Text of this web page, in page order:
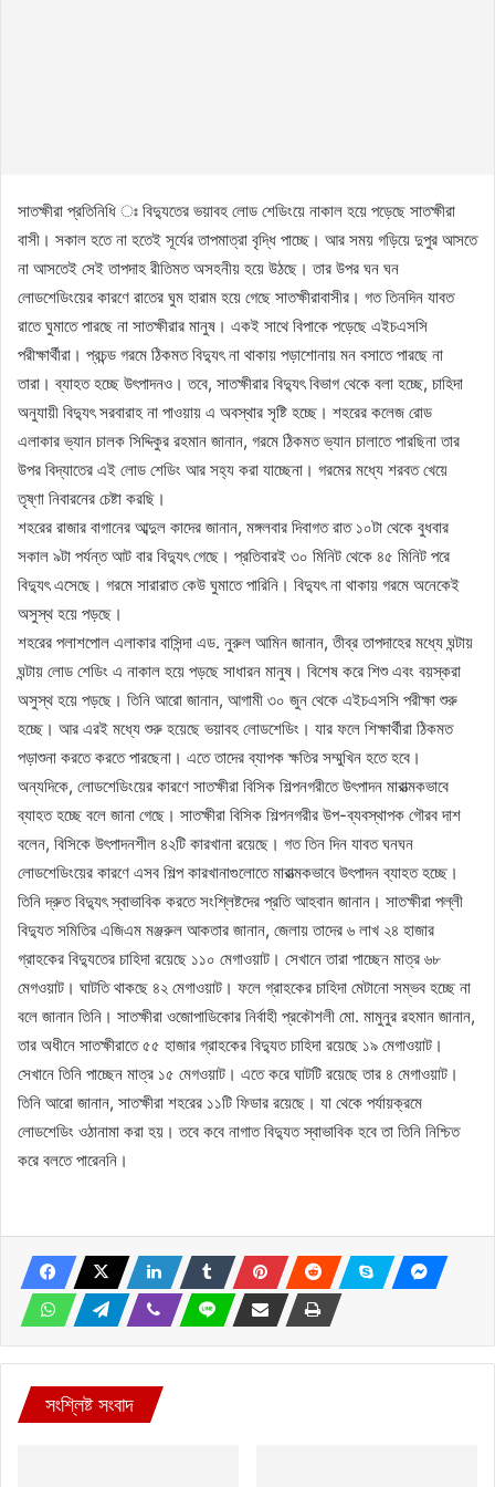
সাতক্ষীরা প্রতিনিধি ঃ বিদ্যুতের ভয়াবহ লোড শেডিংয়ে নাকাল হয়ে পড়েছে সাতক্ষীরা
বাসী। সকাল হতে না হতেই সূর্যের তাপমাত্রা বৃদ্ধি পাচ্ছে। আর সময় গড়িয়ে দুপুর আসতে
না আসতেই সেই তাপদাহ রীতিমত অসহনীয় হয়ে উঠছে। তার উপর ঘন ঘন
লোডশেডিংয়ের কারণে রাতের ঘুম হারাম হয়ে গেছে সাতক্ষীরাবাসীর। গত তিনদিন যাবত
রাতে ঘুমাতে পারছে না সাতক্ষীরার মানুষ। একই সাথে বিপাকে পড়েছে এইচএসসি
পরীক্ষার্থীরা। প্রচন্ড গরমে ঠিকমত বিদ্যুৎ না থাকায় পড়াশোনায় মন বসাতে পারছে না
তারা। ব্যাহত হচ্ছে উৎপাদনও। তবে, সাতক্ষীরার বিদ্যুৎ বিভাগ থেকে বলা হচ্ছে, চাহিদা
অনুযায়ী বিদ্যুৎ সরবারাহ না পাওয়ায় এ অবস্থার সৃষ্টি হচ্ছে। শহরের কলেজ রোড
এলাকার ভ্যান চালক সিদ্দিকুর রহমান জানান, গরমে ঠিকমত ভ্যান চালাতে পারছিনা তার
উপর বিদ্যাতের এই লোড শেডিং আর সহ্য করা যাচ্ছেনা। গরমের মধ্যে শরবত খেয়ে
তৃষ্ণা নিবারনের চেষ্টা করছি।
শহরের রাজার বাগানের আব্দুল কাদের জানান, মঙ্গলবার দিবাগত রাত ১০টা থেকে বুধবার
সকাল ৯টা পর্যন্ত আট বার বিদ্যুৎ গেছে। প্রতিবারই ৩০ মিনিট থেকে ৪৫ মিনিট পরে
বিদ্যুৎ এসেছে। গরমে সারারাত কেউ ঘুমাতে পারিনি। বিদ্যুৎ না থাকায় গরমে অনেকেই
অসুস্থ হয়ে পড়ছে।
শহরের পলাশপোল এলাকার বাসিন্দা এড. নুরুল আমিন জানান, তীব্র তাপদাহের মধ্যে ঘন্টায়
ঘন্টায় লোড শেডিং এ নাকাল হয়ে পড়ছে সাধারন মানুষ। বিশেষ করে শিশু এবং বয়স্করা
অসুস্থ হয়ে পড়ছে। তিনি আরো জানান, আগামী ৩০ জুন থেকে এইচএসসি পরীক্ষা শুরু
হচ্ছে। আর এরই মধ্যে শুরু হয়েছে ভয়াবহ লোডশেডিং। যার ফলে শিক্ষার্থীরা ঠিকমত
পড়াশুনা করতে করতে পারছেনা। এতে তাদের ব্যাপক ক্ষতির সম্মুখিন হতে হবে।
অন্যদিকে, লোডশেডিংয়ের কারণে সাতক্ষীরা বিসিক শিল্পনগরীতে উৎপাদন মারাত্মকভাবে
ব্যাহত হচ্ছে বলে জানা গেছে। সাতক্ষীরা বিসিক শিল্পনগরীর উপ-ব্যবস্থাপক গৌরব দাশ
বলেন, বিসিকে উৎপাদনশীল ৪২টি কারখানা রয়েছে। গত তিন দিন যাবত ঘনঘন
লোডশেডিংয়ের কারণে এসব শিল্প কারখানাগুলোতে মারাত্মকভাবে উৎপাদন ব্যাহত হচ্ছে।
তিনি দ্রুত বিদ্যুৎ স্বাভাবিক করতে সংশ্লিষ্টদের প্রতি আহবান জানান। সাতক্ষীরা পল্লী
বিদ্যুত সমিতির এজিএম মঞ্জরুল আকতার জানান, জেলায় তাদের ৬ লাখ ২৪ হাজার
গ্রাহকের বিদ্যুতের চাহিদা রয়েছে ১১০ মেগাওয়াট। সেখানে তারা পাচ্ছেন মাত্র ৬৮
মেগওয়াট। ঘাটতি থাকছে ৪২ মেগাওয়াট। ফলে গ্রাহকের চাহিদা মেটানো সম্ভব হচ্ছে না
বলে জানান তিনি। সাতক্ষীরা ওজোপাডিকোর নির্বাহী প্রকৌশলী মো. মামুনুর রহমান জানান,
তার অধীনে সাতক্ষীরাতে ৫৫ হাজার গ্রাহকের বিদ্যুত চাহিদা রয়েছে ১৯ মেগাওয়াট।
সেখানে তিনি পাচ্ছেন মাত্র ১৫ মেগওয়াট। এতে করে ঘাটটি রয়েছে তার ৪ মেগাওয়াট।
তিনি আরো জানান, সাতক্ষীরা শহরের ১১টি ফিডার রয়েছে। যা থেকে পর্যায়ক্রমে
লোডশেডিং ওঠানামা করা হয়। তবে কবে নাগাত বিদ্যুত স্বাভাবিক হবে তা তিনি নিশ্চিত
করে বলতে পারেননি।
সংশ্লিষ্ট সংবাদ